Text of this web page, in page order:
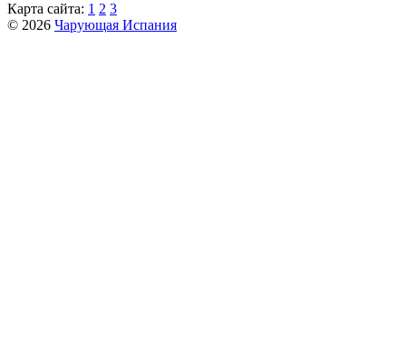
Карта сайта: 1 2 3
© 2026 Чарующая Испания